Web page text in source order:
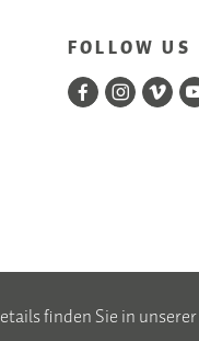
FOLLOW US
finden Sie in unserer